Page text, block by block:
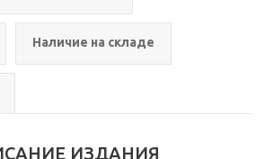
Наличие на складе
ИЗДАНИЯ